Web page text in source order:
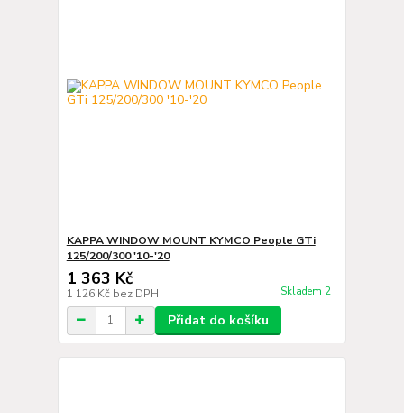
KAPPA WINDOW MOUNT KYMCO People GTi
125/200/300 '10-'20
1 363 Kč
1 126 Kč bez DPH Skladem 2
Přidat do košíku